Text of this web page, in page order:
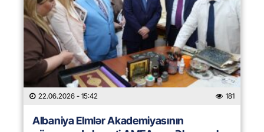
22.06.2026 - 15:42 181
Albaniya Elmlər Akademiyasının